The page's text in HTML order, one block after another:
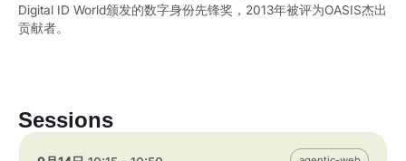
Digital ID World颁发的数字身份先锋奖，2013年被评为OASIS杰出
贡献者。
Sessions